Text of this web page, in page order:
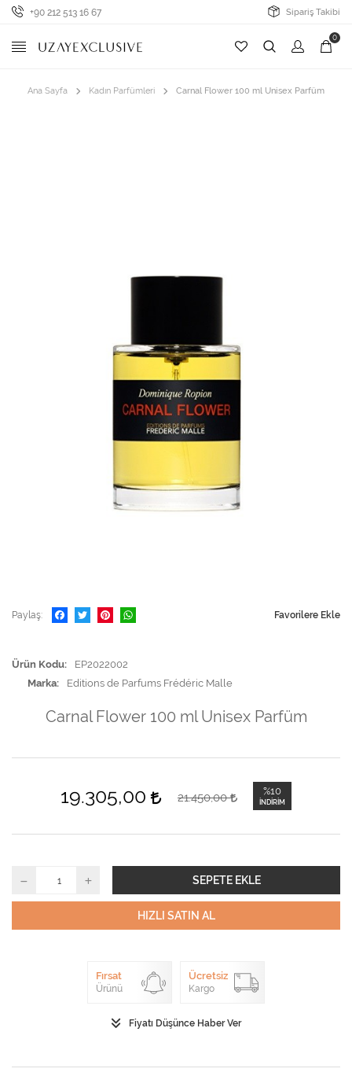
+90 212 513 16 67 Sipariş Takibi
0
Ana Sayfa Kadın Parfümleri Carnal Flower 100 ml Unisex Parfüm
Paylaş Favorilere Ekle
Ürün Kodu
EP2022002
Marka
Editions de Parfums Frédéric Malle
Carnal Flower 100 ml Unisex Parfüm
19.305,00 21.450,00 %10
İNDIRIM
SEPETE EKLE
HIZLI SATIN AL
Fırsat
Ürünü
Ücretsiz
Kargo
Fiyatı Düşünce Haber Ver